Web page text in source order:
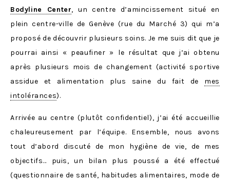
Bodyline Center, un centre d’amincissement situé en
plein centre-ville de Genève (rue du Marché 3) qui m’a
proposé de découvrir plusieurs soins. Je me suis dit que je
pourrai ainsi « peaufiner » le résultat que j’ai obtenu
après plusieurs mois de changement (activité sportive
assidue et alimentation plus saine du fait de mes
intolérances).
Arrivée au centre (plutôt confidentiel), j’ai été accueillie
chaleureusement par l’équipe. Ensemble, nous avons
tout d’abord discuté de mon hygiène de vie, de mes
objectifs… puis, un bilan plus poussé a été effectué
(questionnaire de santé, habitudes alimentaires, mode de